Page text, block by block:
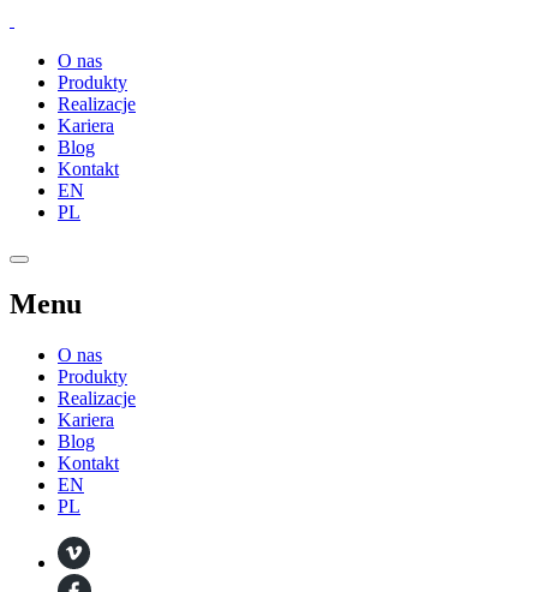
O nas
Produkty
Realizacje
Kariera
Blog
Kontakt
EN
PL
Menu
O nas
Produkty
Realizacje
Kariera
Blog
Kontakt
EN
PL